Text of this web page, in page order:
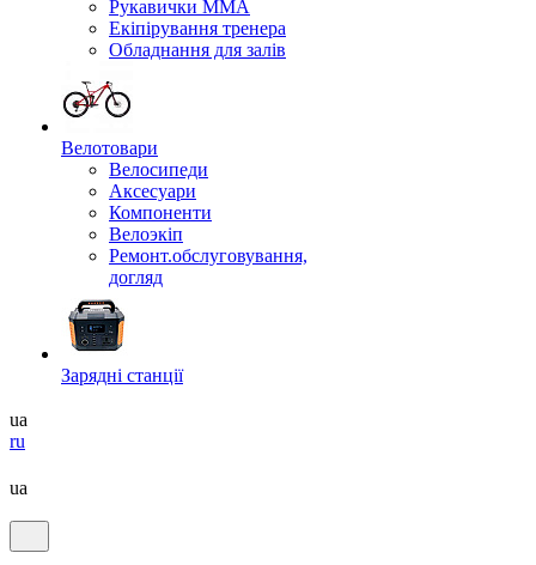
Рукавички ММА
Екіпірування тренера
Обладнання для залів
Велотовари
Велосипеди
Аксесуари
Компоненти
Велоэкіп
Ремонт.обслуговування,
догляд
Зарядні станції
ua
ru
ua